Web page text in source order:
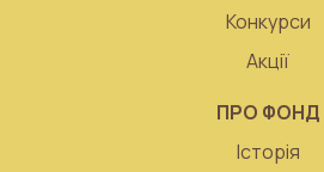
Конкурси
Акції
ПРО ФОНД
Історія